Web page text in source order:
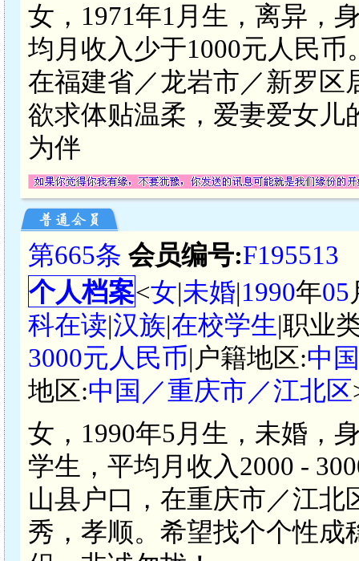
女，1971年1月生，离异，
均月收入少于1000元人民
在福建省／龙岩市／新罗区
欲求体贴温柔，爱妻爱女儿
为伴
第665条 会员编号:F195513
个人档案<女|未婚|1990年05
科在读|汉族|在校学生|职业
3000元人民币|户籍地区:中
地区:中国／重庆市／江北区
女，1990年5月生，未婚，
学生，平均月收入2000 -
山县户口，在重庆市／江
秀，孝顺。希望找个个性成